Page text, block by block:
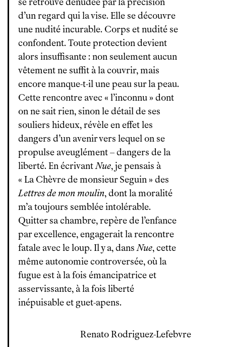
d’un regard qui la vise. Elle se découvre
une nudité incurable. Corps et nudité se
confondent. Toute protection devient
alors insuffisante : non seulement aucun
vêtement ne suffit à la couvrir, mais
encore manque-t-il une peau sur la peau.
Cette rencontre avec « l’inconnu » dont
on ne sait rien, sinon le détail de ses
souliers hideux, révèle en effet les
dangers d’un avenir vers lequel on se
propulse aveuglément – dangers de la
liberté. En écrivantNue, je pensais à
« La Chèvre de monsieur Seguin » des
Lettres de mon moulin, dont la moralité
m’a toujours semblée intolérable.
Quitter sa chambre, repère de l’enfance
par excellence, engagerait la rencontre
fatale avec le loup. Il y a, dansNue, cette
même autonomie controversée, où la
fugue est à la fois émancipatrice et
asservissante, à la fois liberté
inépuisable et guet-apens.
Renato Rodriguez-Lefebvre